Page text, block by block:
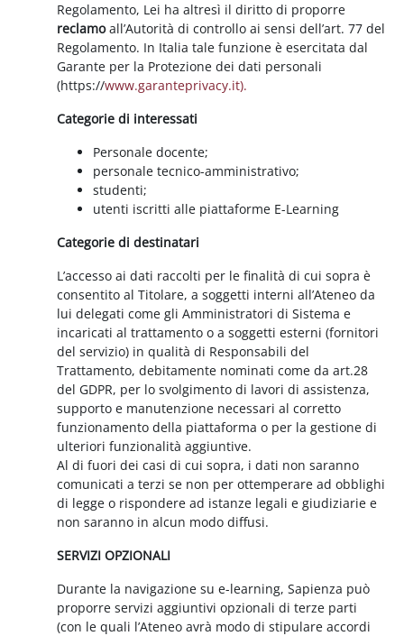
Regolamento, Lei ha altresì il diritto di proporre
reclamoall’Autorità di controllo ai sensi dell’art. 77 del
Regolamento. In Italia tale funzione è esercitata dal
Garante per la Protezione dei dati personali
(https://www.garanteprivacy.it).
Categorie di interessati
Personale docente;
personale tecnico-amministrativo;
studenti;
utenti iscritti alle piattaforme E-Learning
Categorie di destinatari
L’accesso ai dati raccolti per le finalità di cui sopra è
consentito al Titolare, a soggetti interni all’Ateneo da
lui delegati come gli Amministratori di Sistema e
incaricati al trattamento o a soggetti esterni (fornitori
del servizio) in qualità di Responsabili del
Trattamento, debitamente nominati come da art.28
del GDPR, per lo svolgimento di lavori di assistenza,
supporto e manutenzione necessari al corretto
funzionamento della piattaforma o per la gestione di
ulteriori funzionalità aggiuntive.
Al di fuori dei casi di cui sopra, i dati non saranno
comunicati a terzi se non per ottemperare ad obblighi
di legge o rispondere ad istanze legali e giudiziarie e
non saranno in alcun modo diffusi.
SERVIZI OPZIONALI
Durante la navigazione su e-learning, Sapienza può
proporre servizi aggiuntivi opzionali di terze parti
(con le quali l’Ateneo avrà modo di stipulare accordi